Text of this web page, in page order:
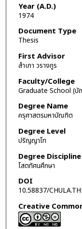
Year (A.D.)
1974
Document Type
Thesis
First Advisor
สำเภา วรางกูร
Faculty/College
Graduate School (บั
Degree Name
ครุศาสตรมหาบัณฑิต
Degree Level
ปริญญาโท
Degree Discipline
โสตทัศนศึกษา
DOI
10.58837/
Creative